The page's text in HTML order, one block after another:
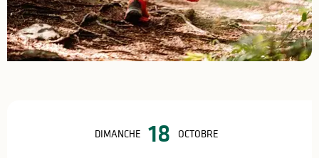
DIMANCHE 18 OCTOBRE